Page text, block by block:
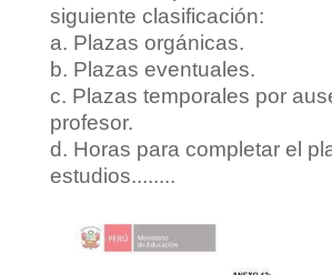
siguiente clasificación:
a. Plazas orgánicas.
b. Plazas eventuales.
c. Plazas temporales por
profesor.
d. Horas para completar el
estudios........